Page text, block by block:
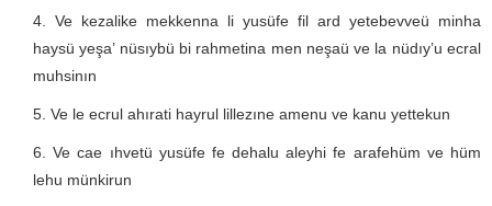
Ve kezalike mekkenna li yusüfe fil ard yetebevveü minha
haysü yeşa’ nüsıybü bi rahmetina men neşaü ve la nüdıy’u ecral
muhsinın
Ve le ecrul ahırati hayrul lillezıne amenu ve kanu yettekun
Ve cae ıhvetü yusüfe fe dehalu aleyhi fe arafehüm ve hüm
lehu münkirun